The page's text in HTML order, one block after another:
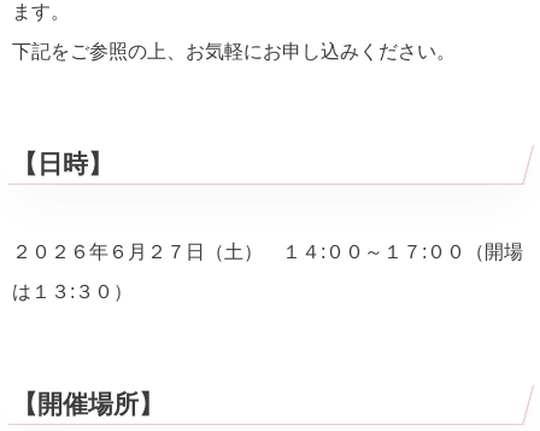
ます。
下記をご参照の上、お気軽にお申し込みください。
【日時】
２０２６年６月２７日（土） １４:００～１７:００（開場
は１３:３０）
【開催場所】